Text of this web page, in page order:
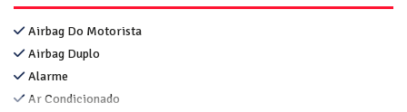
Airbag Do Motorista
Airbag Duplo
Alarme
Ar Condicionado